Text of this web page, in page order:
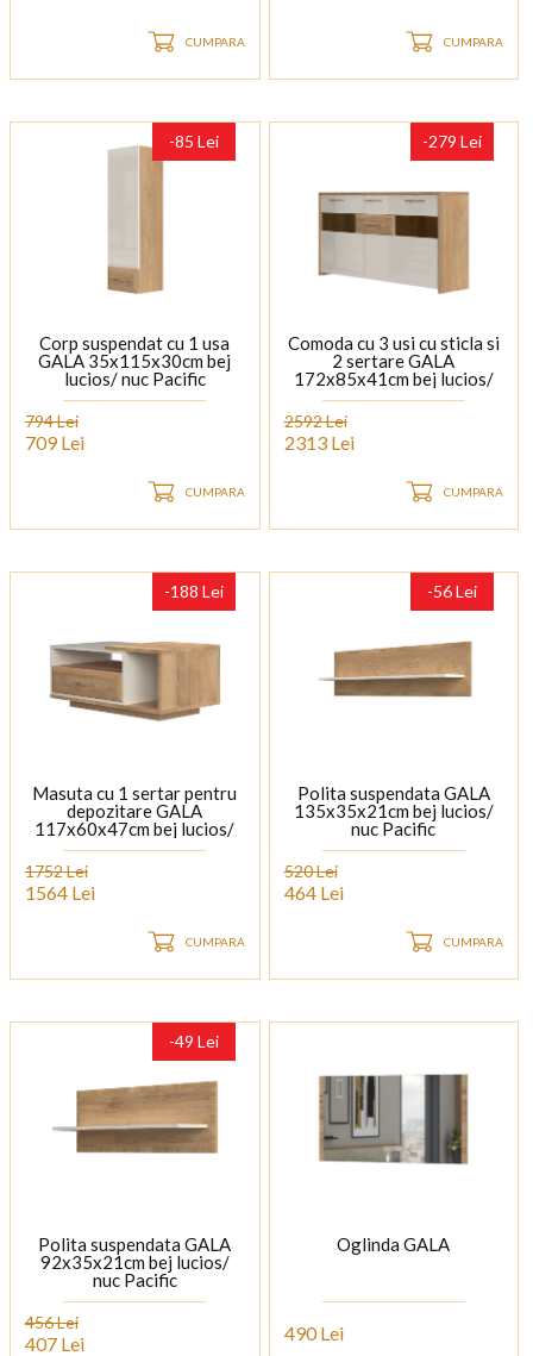
CUMPARA CUMPARA
-85 Lei
Corp suspendat cu 1 usa
GALA 35x115x30cm bej
lucios/ nuc Pacific
794 Lei
709 Lei
CUMPARA
-279 Lei
Comoda cu 3 usi cu sticla si
2 sertare GALA
172x85x41cm bej lucios/
nuc Pacific
2592 Lei
2313 Lei
CUMPARA
-188 Lei
Masuta cu 1 sertar pentru
depozitare GALA
117x60x47cm bej lucios/
nuc Pacific
1752 Lei
1564 Lei
CUMPARA
-56 Lei
Polita suspendata GALA
135x35x21cm bej lucios/
nuc Pacific
520 Lei
464 Lei
CUMPARA
-49 Lei
Polita suspendata GALA
92x35x21cm bej lucios/
nuc Pacific
456 Lei
407 Lei
Oglinda GALA
490 Lei